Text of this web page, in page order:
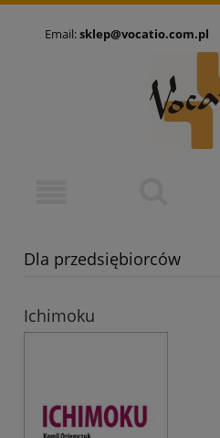
Email:sklep@vocatio.com.pl
Dla przedsiębiorców
Ichimoku